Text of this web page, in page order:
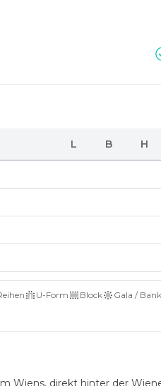
L B H
U-Form Block Gala /
Wiens, direkt hinter der